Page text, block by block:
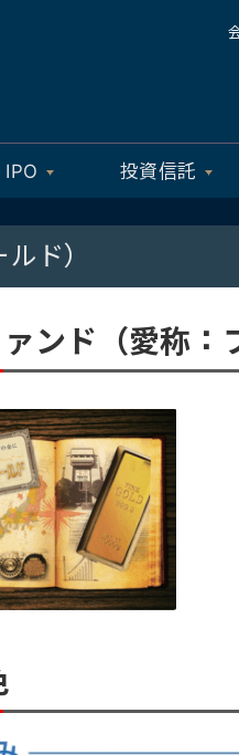
IPO 投資信託
ド）
ンド（愛称：